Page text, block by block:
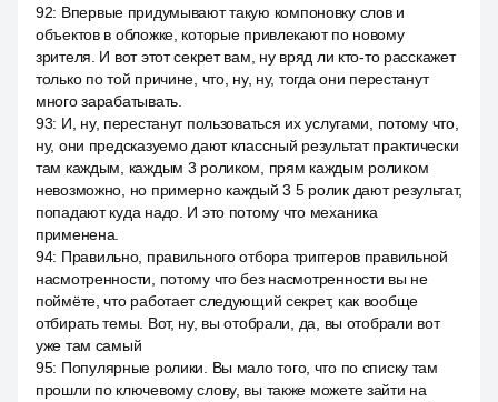
92: Впервые придумывают такую компоновку слов и
объектов в обложке, которые привлекают по новому
зрителя. И вот этот секрет вам, ну вряд ли кто-то расскажет
только по той причине, что, ну, ну, тогда они перестанут
много зарабатывать.
93: И, ну, перестанут пользоваться их услугами, потому что,
ну, они предсказуемо дают классный результат практически
там каждым, каждым 3 роликом, прям каждым роликом
невозможно, но примерно каждый 3 5 ролик дают результат,
попадают куда надо. И это потому что механика
применена.
94: Правильно, правильного отбора триггеров правильной
насмотренности, потому что без насмотренности вы не
поймёте, что работает следующий секрет, как вообще
отбирать темы. Вот, ну, вы отобрали, да, вы отобрали вот
уже там самый
95: Популярные ролики. Вы мало того, что по списку там
прошли по ключевому слову, вы также можете зайти на